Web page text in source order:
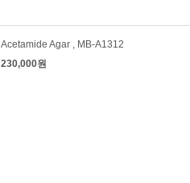
Acetamide Agar , MB-A1312
230,000원